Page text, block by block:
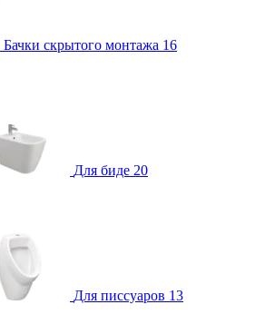
Бачки скрытого монтажа 16
Для биде 20
Для писсуаров 13